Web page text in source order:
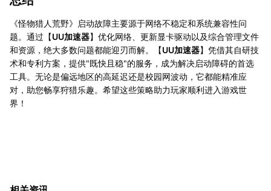
《怪物猎人荒野》启动故障主要源于网络不稳定和系统兼容性问
题。通过【UU加速器】优化网络、更新显卡驱动以及综合管理文件
和资源，绝大多数问题都能迎刃而解。【UU加速器】凭借其自研技
术和专利方案，提供"既快且稳"的服务，成为解决启动障碍的首选
工具。无论是偏远地区的高延迟还是校园网波动，它都能精准应
对，助您畅享狩猎乐趣。希望这些策略助力玩家顺利进入游戏世
界！